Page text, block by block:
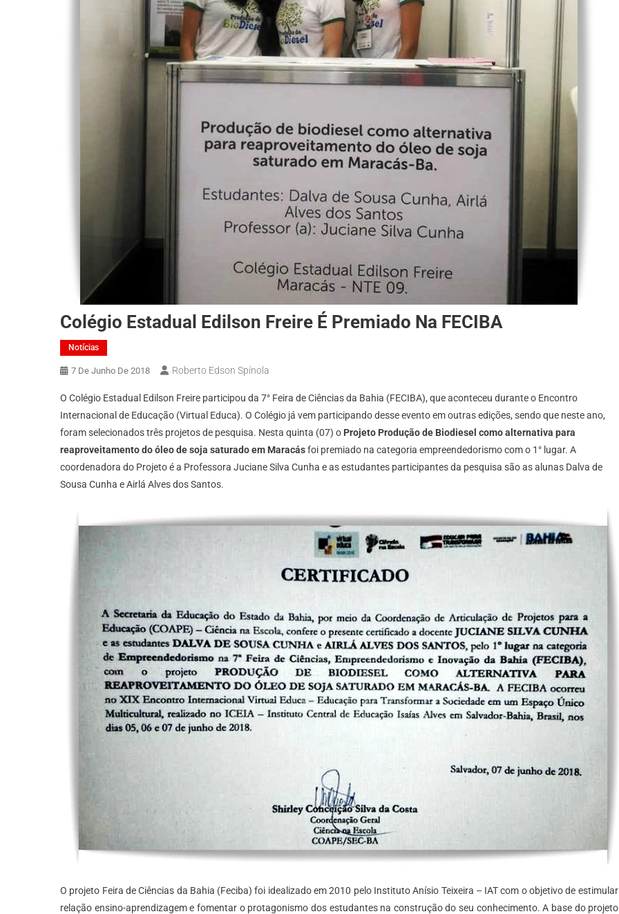
Colégio Estadual Edilson Freire É Premiado Na FECIBA
Notícias
7 De Junho De 2018 Roberto Edson Spínola
O Colégio Estadual Edilson Freire participou da 7° Feira de Ciências da Bahia (FECIBA), que aconteceu durante o Encontro
Internacional de Educação (Virtual Educa). O Colégio já vem participando desse evento em outras edições, sendo que neste ano,
foram selecionados três projetos de pesquisa. Nesta quinta (07) o Projeto Produção de Biodiesel como alternativa para
reaproveitamento do óleo de soja saturado em Maracásfoi premiado na categoria empreendedorismo com o 1° lugar. A
coordenadora do Projeto é a Professora Juciane Silva Cunha e as estudantes participantes da pesquisa são as alunas Dalva de
Sousa Cunha e Airlá Alves dos Santos.
O projeto Feira de Ciências da Bahia (Feciba) foi idealizado em 2010 pelo Instituto Anísio Teixeira – IAT com o objetivo de estimular
relação ensino-aprendizagem e fomentar o protagonismo dos estudantes na construção do seu conhecimento. A base do